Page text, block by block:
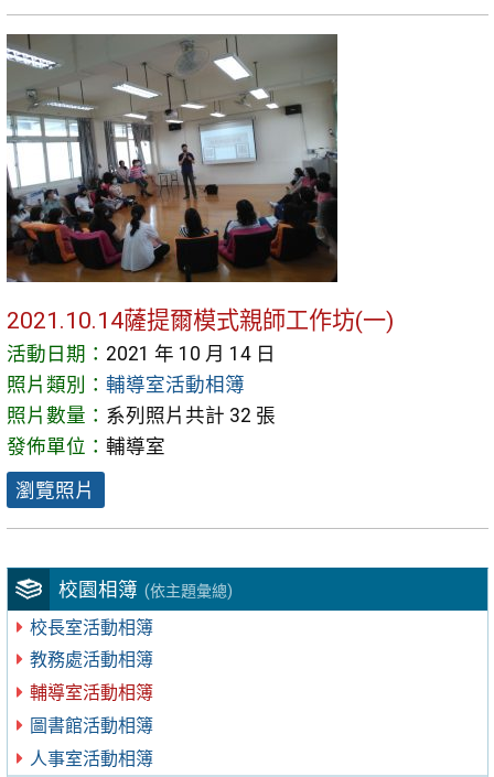
校園相簿 (依主題彙總)
校長室活動相簿
教務處活動相簿
輔導室活動相簿
圖書館活動相簿
人事室活動相簿
2021.10.14薩提爾模式親師工作坊(一)
活動日期： 2021 年 10 月 14 日
照片類別： 輔導室活動相簿
照片數量： 系列照片共計 32 張
發佈單位： 輔導室
瀏覽照片